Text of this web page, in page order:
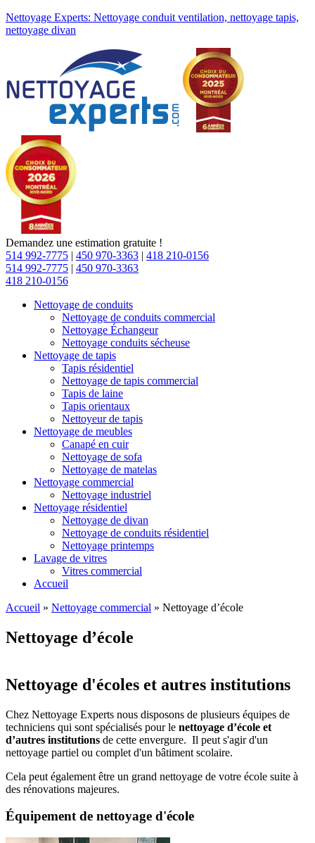
Nettoyage Experts: Nettoyage conduit ventilation, nettoyage tapis,
nettoyage divan
Demandez une estimation gratuite !
514 992-7775 | 450 970-3363 | 418 210-0156
514 992-7775 | 450 970-3363
418 210-0156
Nettoyage de conduits
Nettoyage de conduits commercial
Nettoyage Échangeur
Nettoyage conduits sécheuse
Nettoyage de tapis
Tapis résidentiel
Nettoyage de tapis commercial
Tapis de laine
Tapis orientaux
Nettoyeur de tapis
Nettoyage de meubles
Canapé en cuir
Nettoyage de sofa
Nettoyage de matelas
Nettoyage commercial
Nettoyage industriel
Nettoyage résidentiel
Nettoyage de divan
Nettoyage de conduits résidentiel
Nettoyage printemps
Lavage de vitres
Vitres commercial
Accueil
Accueil » Nettoyage commercial » Nettoyage d’école
Nettoyage d’école
Nettoyage d'écoles et autres institutions
Chez Nettoyage Experts nous disposons de plusieurs équipes de
techniciens qui sont spécialisés pour le nettoyage d’école et
d’autres institutions de cette envergure. Il peut s'agir d'un
nettoyage partiel ou complet d'un bâtiment scolaire.
Cela peut également être un grand nettoyage de votre école suite à
des rénovations majeures.
Équipement de nettoyage d'école